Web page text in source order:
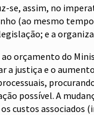
se, assim, no
(ao mesmo
e a
orçamento do
a justiça e o
possível. A
custos